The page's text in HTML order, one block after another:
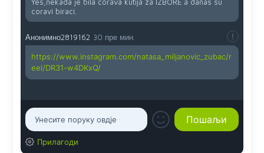
coravi biraci.
Анонимно2819162 30 пре мин.
https://www.instagram.com/natasa_miljanovic_zubac/r
eel/DR31-w4DKxQ/
Прилагоди